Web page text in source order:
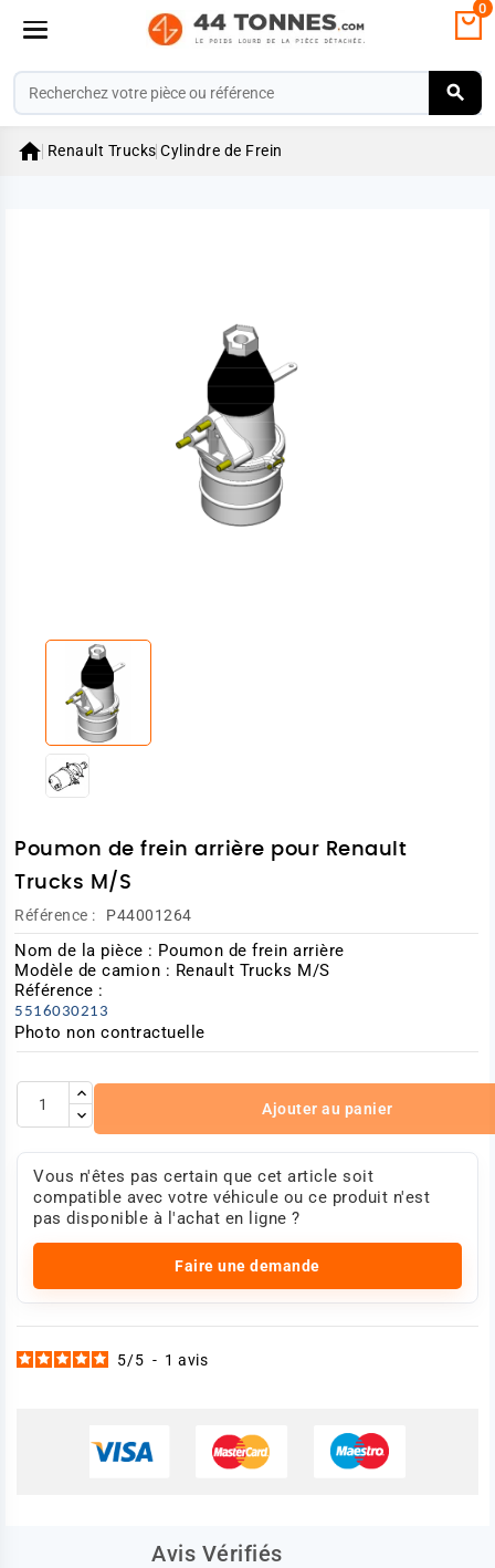
0
 Renault Trucks Cylindre de Frein
Poumon de frein arrière pour Renault
Trucks M/S
Référence : P44001264
Nom de la pièce : Poumon de frein arrière
Modèle de camion : Renault Trucks M/S
Référence :
5516030213
Photo non contractuelle
Ajouter au panier
Vous n'êtes pas certain que cet article soit
compatible avec votre véhicule ou ce produit n'est
pas disponible à l'achat en ligne ?
Faire une demande
5/5 - 1 avis
Avis Vérifiés